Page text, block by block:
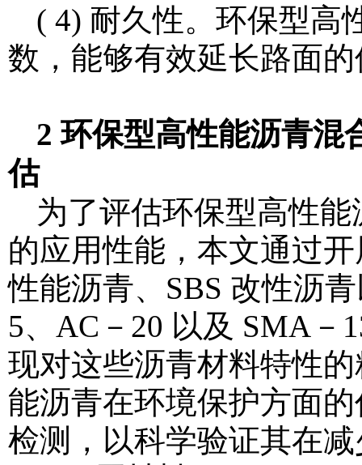
( 4) 耐久性。环保型高
数，能够有效延长路面
2 环保型高性能沥青混
估
为了评估环保型高性
的应用性能，本文通过
性能沥青、SBS 改性沥
5、AC－20 以及 SMA－
现对这些沥青材料特性
能沥青在环境保护方面
检测，以科学验证其在